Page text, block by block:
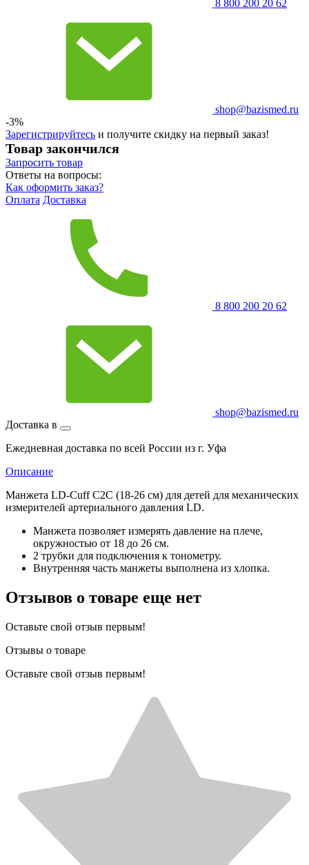
8 800 200 20 62
shop@bazismed.ru
-3%
Зарегистрируйтесь и получите скидку на первый заказ!
Товар закончился
Запросить товар
Ответы на вопросы:
Как оформить заказ?
Оплата Доставка
8 800 200 20 62
shop@bazismed.ru
Доставка в
Ежедневная доставка по всей России из г. Уфа
Описание
Манжета LD-Cuff С2С (18-26 см) для детей для механических
измерителей артериального давления LD.
Манжета позволяет измерять давление на плече,
окружностью от 18 до 26 см.
2 трубки для подключения к тонометру.
Внутренняя часть манжеты выполнена из хлопка.
Отзывов о товаре еще нет
Оставьте свой отзыв первым!
Отзывы о товаре
Оставьте свой отзыв первым!